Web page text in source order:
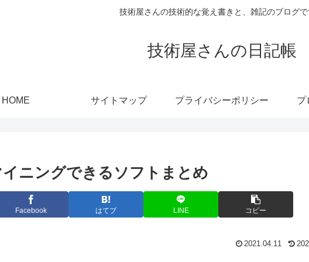
技術屋さんの技術的な覚え書きと、雑記のブログで
技術屋さんの日記帳
HOME サイトマップ プライバシーポリシー プ
ニングできるソフトまとめ
Facebook はてブ LINE コピー
2021.04.11